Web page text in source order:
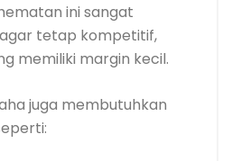
ini sangat
tetap kompetitif,
memiliki margin kecil.
juga membutuhkan